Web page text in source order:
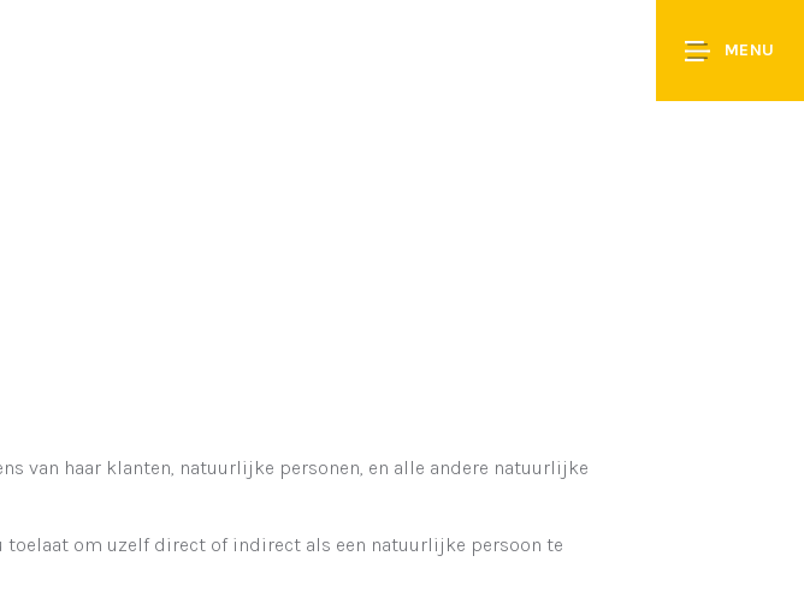
MENU
van haar klanten, natuurlijke personen, en alle andere natuurlijke
om uzelf direct of indirect als een natuurlijke persoon te